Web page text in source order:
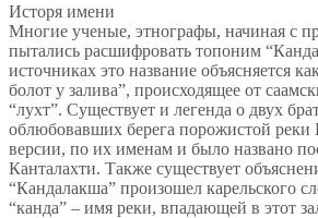
Исторя имени
Многие ученые, этнографы, начиная с
пытались расшифровать топоним
источниках это название объясняется
болот у залива”, происходящее от
“лухт”. Существует и легенда о двух
облюбовавших берега порожистой
версии, по их именам и было названо
Канталахти. Также существует
“Кандалакша” произошел карельского
“канда” – имя реки, впадающей в этот